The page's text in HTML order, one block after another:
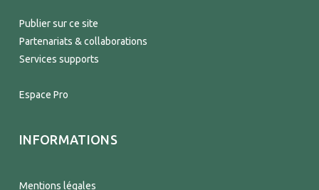
Publier sur ce site
Partenariats & collaborations
Services supports
Espace Pro
INFORMATIONS
Mentions légales